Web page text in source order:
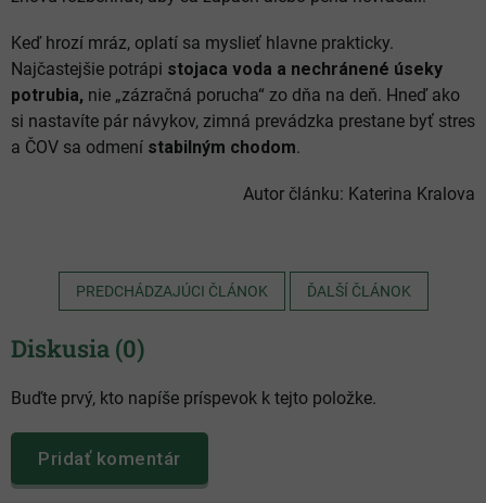
Keď hrozí mráz, oplatí sa myslieť hlavne prakticky.
Najčastejšie potrápi stojaca voda a nechránené úseky
potrubia, nie „zázračná porucha“ zo dňa na deň. Hneď ako
si nastavíte pár návykov, zimná prevádzka prestane byť stres
a ČOV sa odmení stabilným chodom.
Autor článku: Katerina Kralova
PREDCHÁDZAJÚCI ČLÁNOK ĎALŠÍ ČLÁNOK
Diskusia (0)
Buďte prvý, kto napíše príspevok k tejto položke.
Pridať komentár